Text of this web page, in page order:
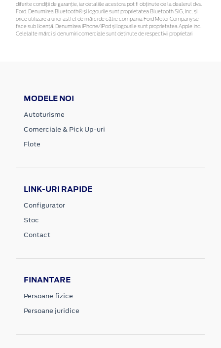
diferite condiții de garanție, iar detaliile acestora pot fi obținute de la dealerul dvs.
Ford. Denumirea Bluetooth® și logourile sunt proprietatea Bluetooth SIG, Inc. și
orice utilizare a unor astfel de mărci de către compania Ford Motor Company se
face sub licență. Denumirea iPhone/iPod și logourile sunt proprietatea Apple Inc.
Celelalte mărci și denumiri comerciale sunt deținute de respectivii proprietari
MODELE NOI
Autoturisme
Comerciale & Pick Up-uri
Flote
LINK-URI RAPIDE
Configurator
Stoc
Contact
FINANTARE
Persoane fizice
Persoane juridice